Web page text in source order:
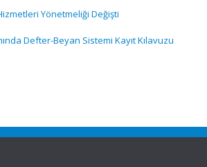
Yönetmeliği Değişti
Defter-Beyan Sistemi Kayıt Kılavuzu